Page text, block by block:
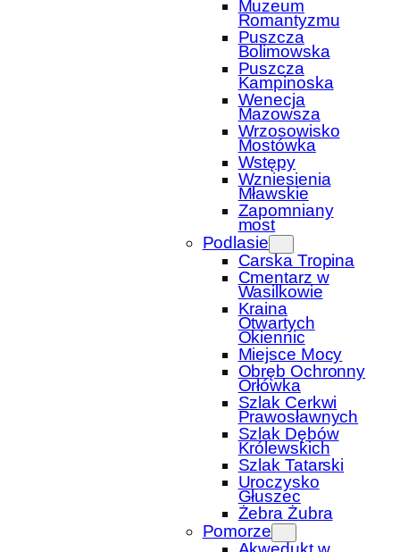
Muzeum
Romantyzmu
Puszcza
Bolimowska
Puszcza
Kampinoska
Wenecja
Mazowsza
Wrzosowisko
Mostówka
Wstępy
Wzniesienia
Mławskie
Zapomniany
most
Podlasie
Carska Tropina
Cmentarz w
Wasilkowie
Kraina
Otwartych
Okiennic
Miejsce Mocy
Obręb Ochronny
Orłówka
Szlak Cerkwi
Prawosławnych
Szlak Dębów
Królewskich
Szlak Tatarski
Uroczysko
Głuszec
Żebra Żubra
Pomorze